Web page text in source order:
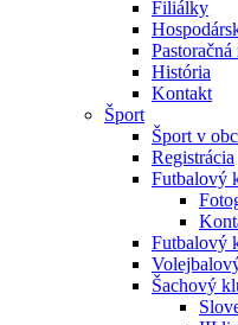
Filiálky
Pastoračná
História
Kontakt
Šport
Šport v
Registrácia
Futbalový
Futbalový
Šachový